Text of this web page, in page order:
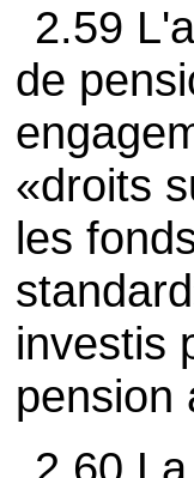
2.59
de
«droits
les
investis
pension